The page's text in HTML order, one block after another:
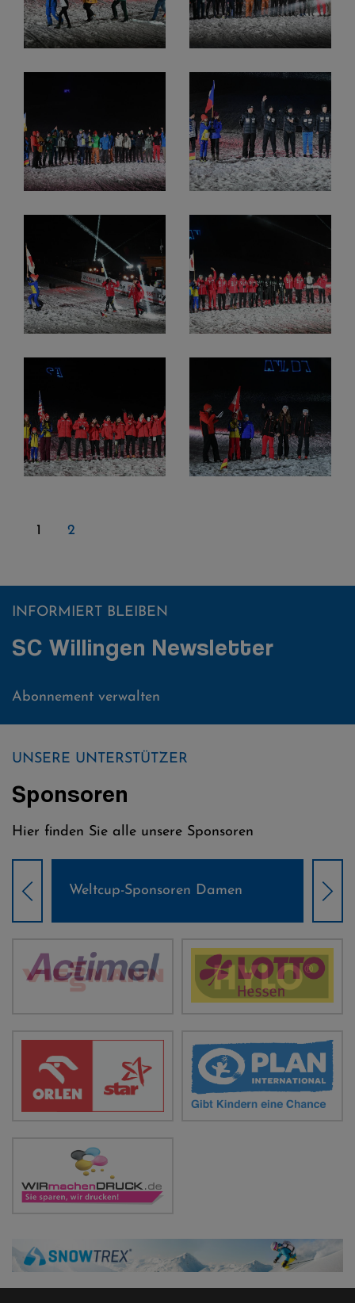
1 2
INFORMIERT BLEIBEN
SC Willingen Newsletter
Abonnement verwalten
UNSERE UNTERSTÜTZER
Sponsoren
Hier finden Sie alle unsere Sponsoren
Weltcup-Sponsoren Damen